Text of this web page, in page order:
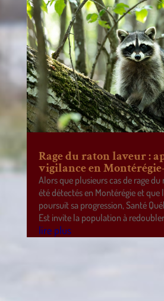
Rage du raton laveur :
vigilance en
Alors que plusieurs cas de rage
été détectés en Montérégie et que
poursuit sa progression, Santé
Est invite la population à
lire plus